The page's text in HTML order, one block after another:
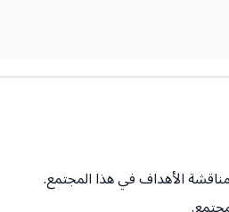
الأهداف في هذا المجتمع.